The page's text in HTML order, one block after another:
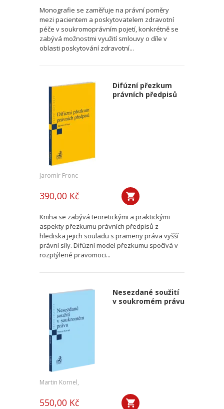
Monografie se zaměřuje na právní poměry
mezi pacientem a poskytovatelem zdravotní
péče v soukromoprávním pojetí, konkrétně se
zabývá možnostmi využití smlouvy o díle v
oblasti poskytování zdravotní...
Difúzní přezkum
právních předpisů
Jaromír Fronc
390,00 Kč
Kniha se zabývá teoretickými a praktickými
aspekty přezkumu právních předpisů z
hlediska jejich souladu s prameny práva vyšší
právní síly. Difúzní model přezkumu spočívá v
rozptýlené pravomoci...
Nesezdané soužití
v soukromém právu
Martin Kornel,
550,00 Kč